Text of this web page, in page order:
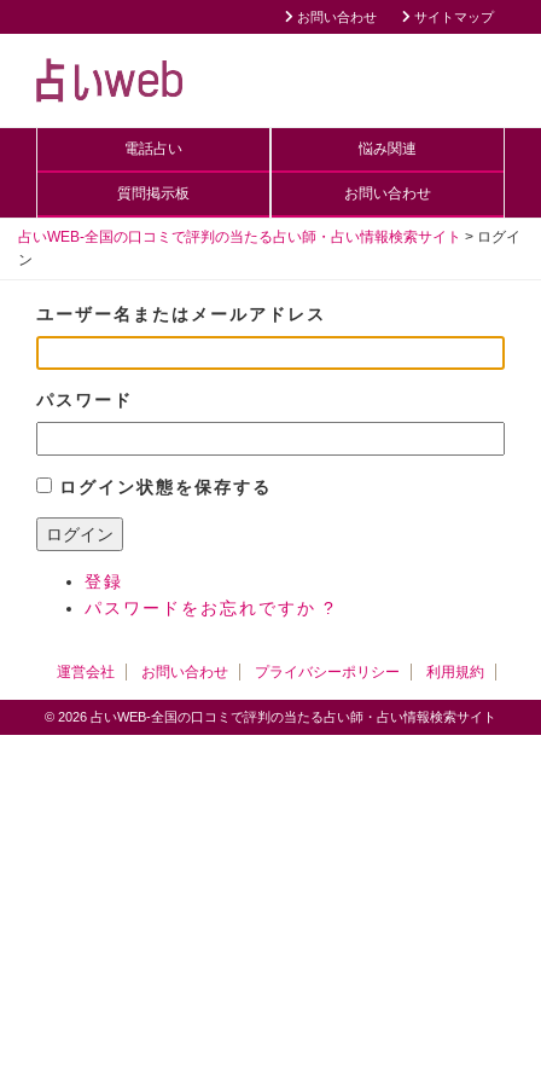
お問い合わせ サイトマップ
電話占い 悩み関連
質問掲示板 お問い合わせ
占いWEB-全国の口コミで評判の当たる占い師・占い情報検索サイト > ログイ
ン
ユーザー名またはメールアドレス
パスワード
ログイン状態を保存する
ログイン
登録
パスワードをお忘れですか ?
運営会社 お問い合わせ プライバシーポリシー 利用規約
© 2026 占いWEB-全国の口コミで評判の当たる占い師・占い情報検索サイト